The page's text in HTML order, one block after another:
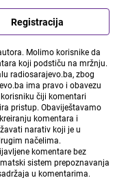
Registracija
Molimo korisnike da
koji podstiču na mržnju.
radiosarajevo.ba, zbog
ima pravo i obavezu
čiji komentari
pristup. Obaviještavamo
komentara i
narativ koji je u
načelima.
komentare bez
sistem prepoznavanja
u komentarima.